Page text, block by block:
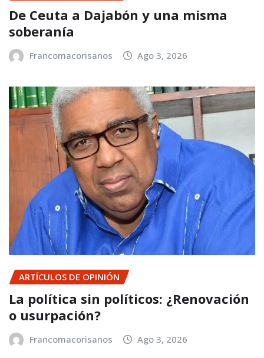
De Ceuta a Dajabón y una misma
soberanía
Francomacorisanos Ago 3, 2026
ARTÍCULOS DE OPINIÓN
La política sin políticos: ¿Renovación
o usurpación?
Francomacorisanos Ago 3, 2026